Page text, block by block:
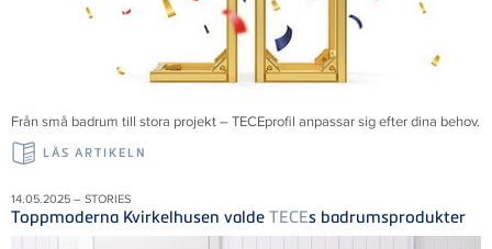
Från små badrum till stora projekt – TECEprofil anpassar sig efter dina behov.
LÄS ARTIKELN
14.05.2025 – STORIES
Toppmoderna Kvirkelhusen valde TECEs badrumsprodukter